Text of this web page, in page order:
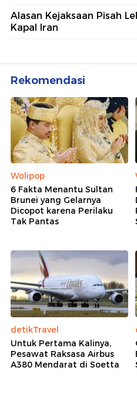
Alasan Kejaksaan Pisah
Kapal Iran
Rekomendasi
Wolipop
6 Fakta Menantu Sultan
Brunei yang Gelarnya
Dicopot karena Perilaku
Tak Pantas
detikTravel
Untuk Pertama Kalinya,
Pesawat Raksasa Airbus
A380 Mendarat di Soetta